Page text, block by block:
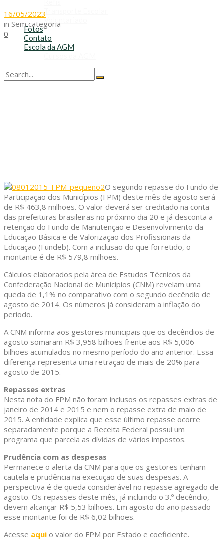
Transporte Escolar
Voluntariado
Fotos
Contato
Escola da AGM
16/05/2023
in Sem categoria
0
O segundo repasse do Fundo de
Participação dos Municípios (FPM) deste mês de agosto será
de R$ 463,8 milhões. O valor deverá ser creditado na conta
das prefeituras brasileiras no próximo dia 20 e já desconta a
retenção do Fundo de Manutenção e Desenvolvimento da
Educação Básica e de Valorização dos Profissionais da
Educação (Fundeb). Com a inclusão do que foi retido, o
montante é de R$ 579,8 milhões.
Cálculos elaborados pela área de Estudos Técnicos da
Confederação Nacional de Municípios (CNM) revelam uma
queda de 1,1% no comparativo com o segundo decêndio de
agosto de 2014. Os números já consideram a inflação do
período.
A CNM informa aos gestores municipais que os decêndios de
agosto somaram R$ 3,958 bilhões frente aos R$ 5,006
bilhões acumulados no mesmo período do ano anterior. Essa
diferença representa uma retração de mais de 20% para
agosto de 2015.
Repasses extras
Nesta nota do FPM não foram inclusos os repasses extras de
janeiro de 2014 e 2015 e nem o repasse extra de maio de
2015. A entidade explica que esse último repasse ocorre
separadamente porque a Receita Federal possui um
programa que parcela as dívidas de vários impostos.
Prudência com as despesas
Permanece o alerta da CNM para que os gestores tenham
cautela e prudência na execução de suas despesas. A
perspectiva é de queda considerável no repasse agregado de
agosto. Os repasses deste mês, já incluindo o 3.º decêndio,
devem alcançar R$ 5,53 bilhões. Em agosto do ano passado
esse montante foi de R$ 6,02 bilhões.
Acesse aqui o valor do FPM por Estado e coeficiente.